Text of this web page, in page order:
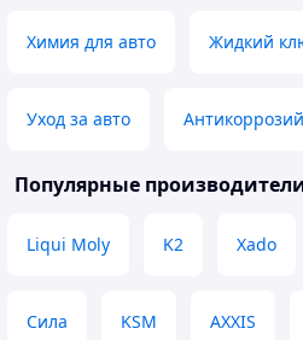
Химия для авто Жидкий
Уход за авто
Популярные
Liqui Moly K2 Xado
Сила KSM AXXIS